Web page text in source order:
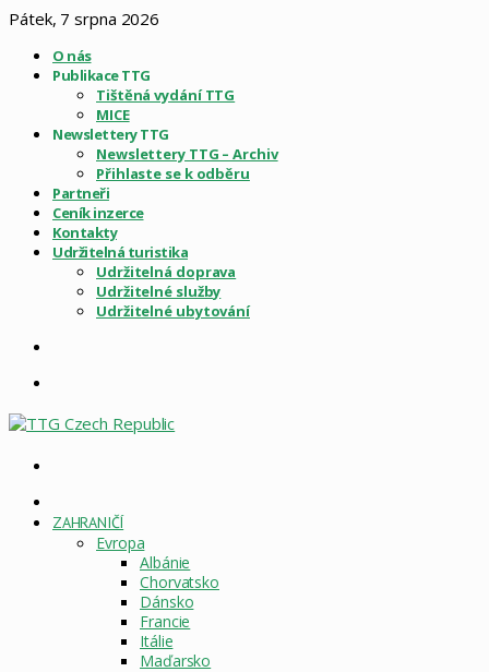
Pátek, 7 srpna 2026
O nás
Publikace TTG
Tištěná vydání TTG
MICE
Newslettery TTG
Newslettery TTG – Archiv
Přihlaste se k odběru
Partneři
Ceník inzerce
Kontakty
Udržitelná turistika
Udržitelná doprava
Udržitelné služby
Udržitelné ubytování
STRÁNKA
ZAHRANIČÍ
Evropa
Albánie
Chorvatsko
Dánsko
Francie
Itálie
Maďarsko